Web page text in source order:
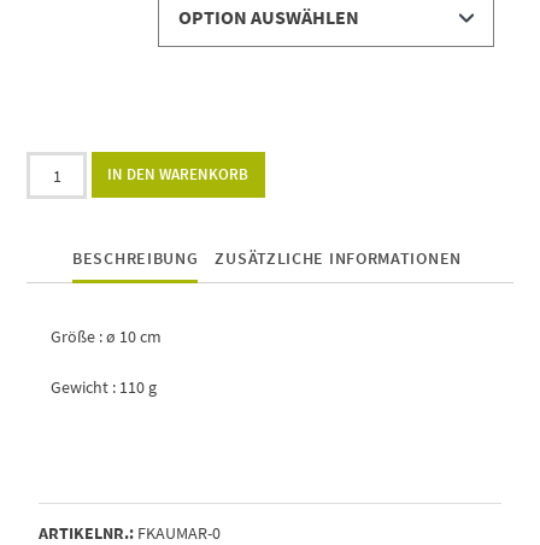
IN DEN WARENKORB
BESCHREIBUNG ZUSÄTZLICHE INFORMATIONEN
Größe : ø 10 cm
Gewicht : 110 g
ARTIKELNR.: FKAUMAR-0